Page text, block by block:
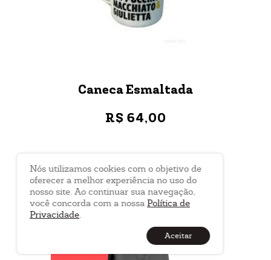
Caneca Esmaltada
R$ 64,00
Nós utilizamos cookies com o objetivo de
oferecer a melhor experiência no uso do
nosso site. Ao continuar sua navegação,
você concorda com a nossaPolítica de
Privacidade.
Aceitar